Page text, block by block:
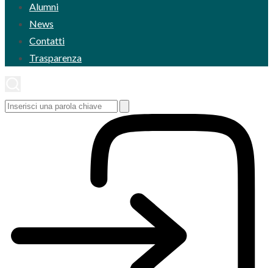
Alumni
News
Contatti
Trasparenza